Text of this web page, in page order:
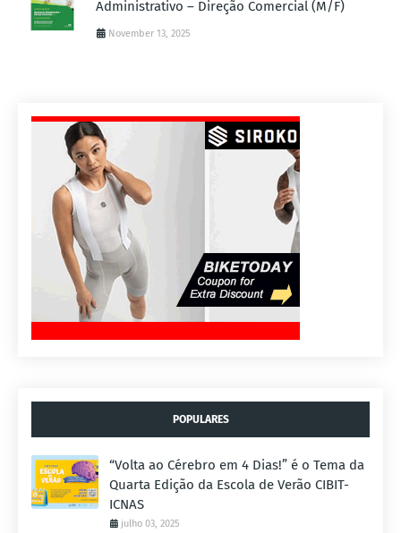
Administrativo – Direção Comercial (M/F)
November 13, 2025
POPULARES
“Volta ao Cérebro em 4 Dias!” é o Tema da
Quarta Edição da Escola de Verão CIBIT-
ICNAS
julho 03, 2025